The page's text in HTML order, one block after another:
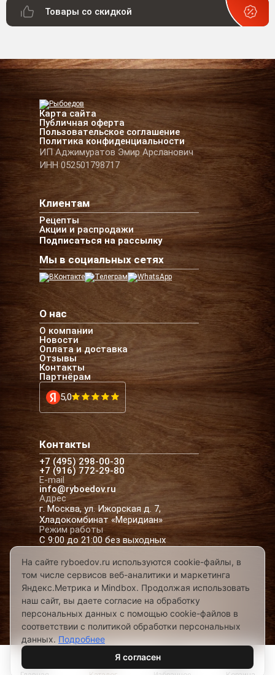
Товары со скидкой
Карта сайта
Публичная оферта
Пользовательское соглашение
Политика конфиденциальности
ИП Аджимуратов Эмир Арсланович
ИНН 052501798717
Клиентам
Рецепты
Акции и распродажи
Подписаться на рассылку
Мы в социальных сетях
О нас
О компании
Новости
Оплата и доставка
Отзывы
Контакты
Партнёрам
5,0
Контакты
+7 (495) 298-00-30
+7 (916) 772-29-80
E-mail
info@ryboedov.ru
Адрес
г. Москва, ул. Ижорская д. 7,
Хладокомбинат «Меридиан»
Режим работы
С 9:00 до 21:00 без выходных
© 2026,Рыбоедовъ— доставка рыбы и
морепродуктов в Москве
Предложения на сайте не являются офертой
Разработано в
На сайте ryboedov.ru используются cookie-файлы, в
том числе сервисов веб-аналитики и маркетинга
Яндекс.Метрика и Mindbox. Продолжая использовать
наш сайт, вы даете согласие на обработку
персональных данных с помощью cookie-файлов в
соответствии с политикой обработки персональных
данных. Подробнее
Я согласен